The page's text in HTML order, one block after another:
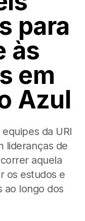
para
às
em
Azul
da URI
lideranças de
aquela
os estudos e
ao longo dos